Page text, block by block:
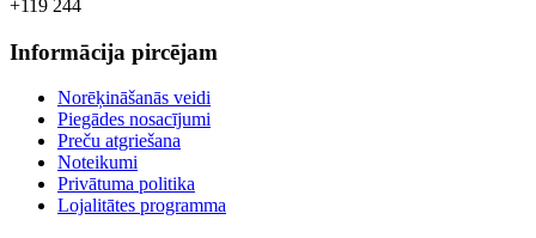
+119 244
Informācija pircējam
Norēķināšanās veidi
Piegādes nosacījumi
Preču atgriešana
Noteikumi
Privātuma politika
Lojalitātes programma